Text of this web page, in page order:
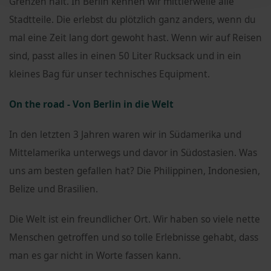
Stadtteile. Die erlebst du plötzlich ganz anders, wenn du
mal eine Zeit lang dort gewoht hast. Wenn wir auf Reisen
sind, passt alles in einen 50 Liter Rucksack und in ein
kleines Bag für unser technisches Equipment.
On the road - Von Berlin in die Welt
In den letzten 3 Jahren waren wir in Südamerika und
Mittelamerika unterwegs und davor in Südostasien. Was
uns am besten gefallen hat? Die Philippinen, Indonesien,
Belize und Brasilien.
Die Welt ist ein freundlicher Ort. Wir haben so viele nette
Menschen getroffen und so tolle Erlebnisse gehabt, dass
man es gar nicht in Worte fassen kann.